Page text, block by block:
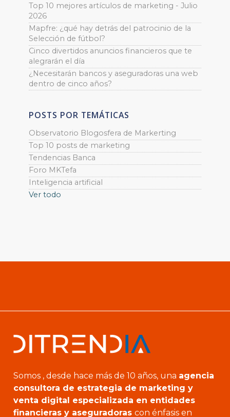
Top 10 mejores artículos de marketing - Julio
2026
Mapfre: ¿qué hay detrás del patrocinio de la
Selección de fútbol?
Cinco divertidos anuncios financieros que te
alegrarán el día
¿Necesitarán bancos y aseguradoras una web
dentro de cinco años?
POSTS POR TEMÁTICAS
Observatorio Blogosfera de Markerting
Top 10 posts de marketing
Tendencias Banca
Foro MKTefa
Inteligencia artificial
Ver todo
Somos , desde hace más de 10 años, una agencia
consultora de estrategia de marketing y
venta digital especializada en entidades
financieras y aseguradoras con énfasis en